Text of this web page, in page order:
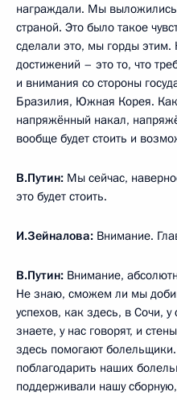
награждали. Мы
страной. Это было такое
сделали это, мы горды этим.
достижений – это то, что
и внимания со стороны
Бразилия, Южная Корея. Как
напряжённый накал,
вообще будет стоить и
В.Путин: Мы сейчас,
это будет стоить.
И.Зейналова: Внимание.
В.Путин: Внимание,
Не знаю, сможем ли мы
успехов, как здесь, в Сочи,
знаете, у нас говорят, и
здесь помогают
поблагодарить наших
поддерживали нашу